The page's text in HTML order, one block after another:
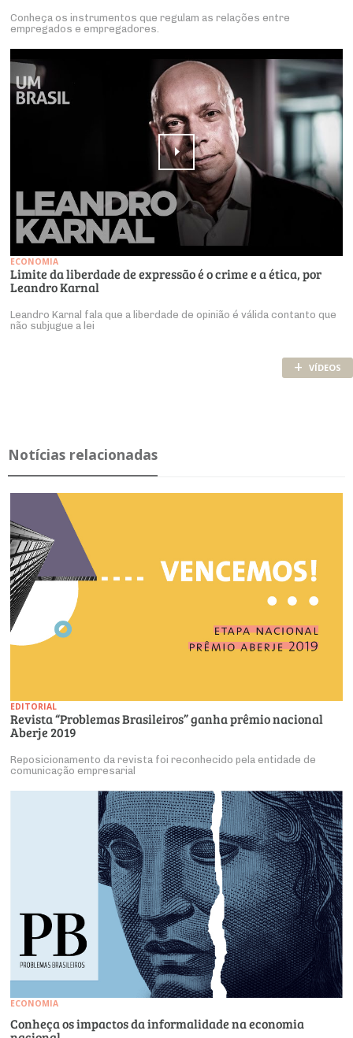
Conheça os instrumentos que regulam as relações entre
empregados e empregadores.
ECONOMIA
Limite da liberdade de expressão é o crime e a ética, por
Leandro Karnal
Leandro Karnal fala que a liberdade de opinião é válida contanto que
não subjugue a lei
+ VÍDEOS
Notícias relacionadas
EDITORIAL
Revista “Problemas Brasileiros” ganha prêmio nacional
Aberje 2019
Reposicionamento da revista foi reconhecido pela entidade de
comunicação empresarial
ECONOMIA
Conheça os impactos da informalidade na economia